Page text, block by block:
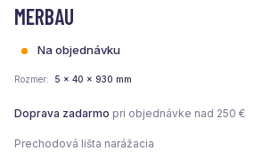
MERBAU
Na objednávku
Rozmer 5 x 40 x 930 mm
Doprava zadarmo pri objednávke nad 250 €
Prechodová lišta narážacia